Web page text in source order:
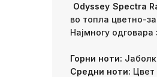
Odyssey Spectra
во топла цветно-
Најмногу
Горни ноти:
Средни ноти: Цвет